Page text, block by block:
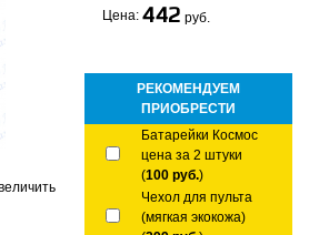
Цена: 442 руб.
РЕКОМЕНДУЕМ
ПРИОБРЕСТИ
Батарейки Космос
цена за 2 штуки
(100 руб.)
Чехол для пульта
(мягкая экокожа)